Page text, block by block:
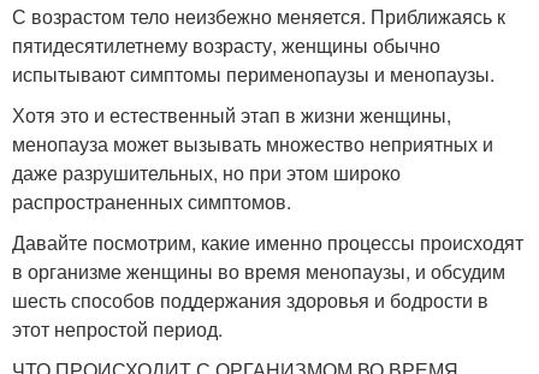
С возрастом тело неизбежно меняется. Приближаясь к
пятидесятилетнему возрасту, женщины обычно
испытывают симптомы перименопаузы и менопаузы.
Хотя это и естественный этап в жизни женщины,
менопауза может вызывать множество неприятных и
даже разрушительных, но при этом широко
распространенных симптомов.
Давайте посмотрим, какие именно процессы происходят
в организме женщины во время менопаузы, и обсудим
шесть способов поддержания здоровья и бодрости в
этот непростой период.